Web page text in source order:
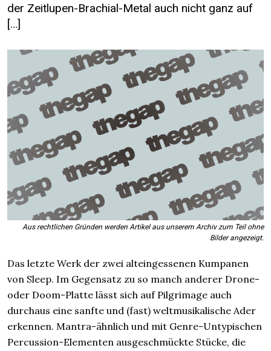
der Zeitlupen-Brachial-Metal auch nicht ganz auf
[…]
Aus rechtlichen Gründen werden Artikel aus unserem Archiv zum Teil ohne
Bilder angezeigt.
Das letzte Werk der zwei alteingessenen Kumpanen
von Sleep. Im Gegensatz zu so manch anderer Drone-
oder Doom-Platte lässt sich auf Pilgrimage auch
durchaus eine sanfte und (fast) weltmusikalische Ader
erkennen. Mantra-ähnlich und mit Genre-Untypischen
Percussion-Elementen ausgeschmückte Stücke, die